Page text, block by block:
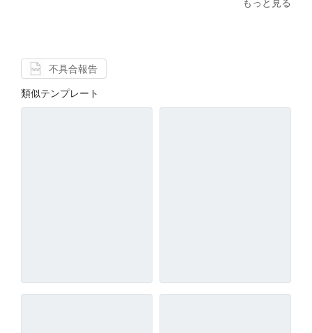
もっと見る
不具合報告
類似テンプレート